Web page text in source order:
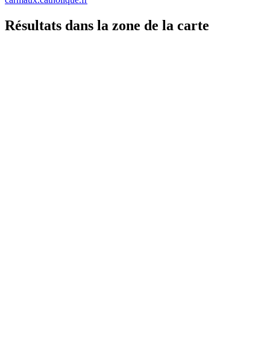
Résultats dans la zone de la carte